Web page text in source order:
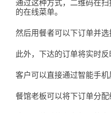
通过这种方式，二维码在
的在线菜单。
然后用餐者可以下订单并选
此外，下达的订单将实时反
客户可以直接通过智能手机
餐馆老板可以将下订单分配